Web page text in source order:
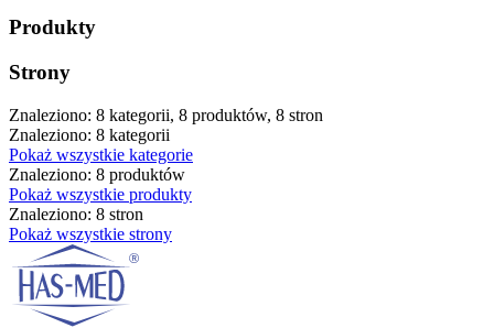
Produkty
Strony
Znaleziono: 8 kategorii, 8 produktów, 8 stron
Znaleziono: 8 kategorii
Pokaż wszystkie kategorie
Znaleziono: 8 produktów
Pokaż wszystkie produkty
Znaleziono: 8 stron
Pokaż wszystkie strony